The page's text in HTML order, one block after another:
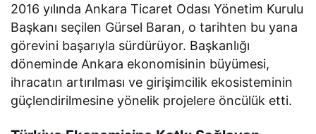
2016 yılında Ankara Ticaret Odası Yönetim Kurulu
Başkanı seçilen Gürsel Baran, o tarihten bu yana
görevini başarıyla sürdürüyor. Başkanlığı
döneminde Ankara ekonomisinin büyümesi,
ihracatın artırılması ve girişimcilik ekosisteminin
güçlendirilmesine yönelik projelere öncülük etti.